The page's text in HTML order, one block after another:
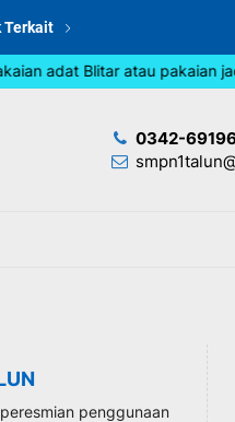
Terkait
adat Blitar atau pakaian
0342-
penggunaan